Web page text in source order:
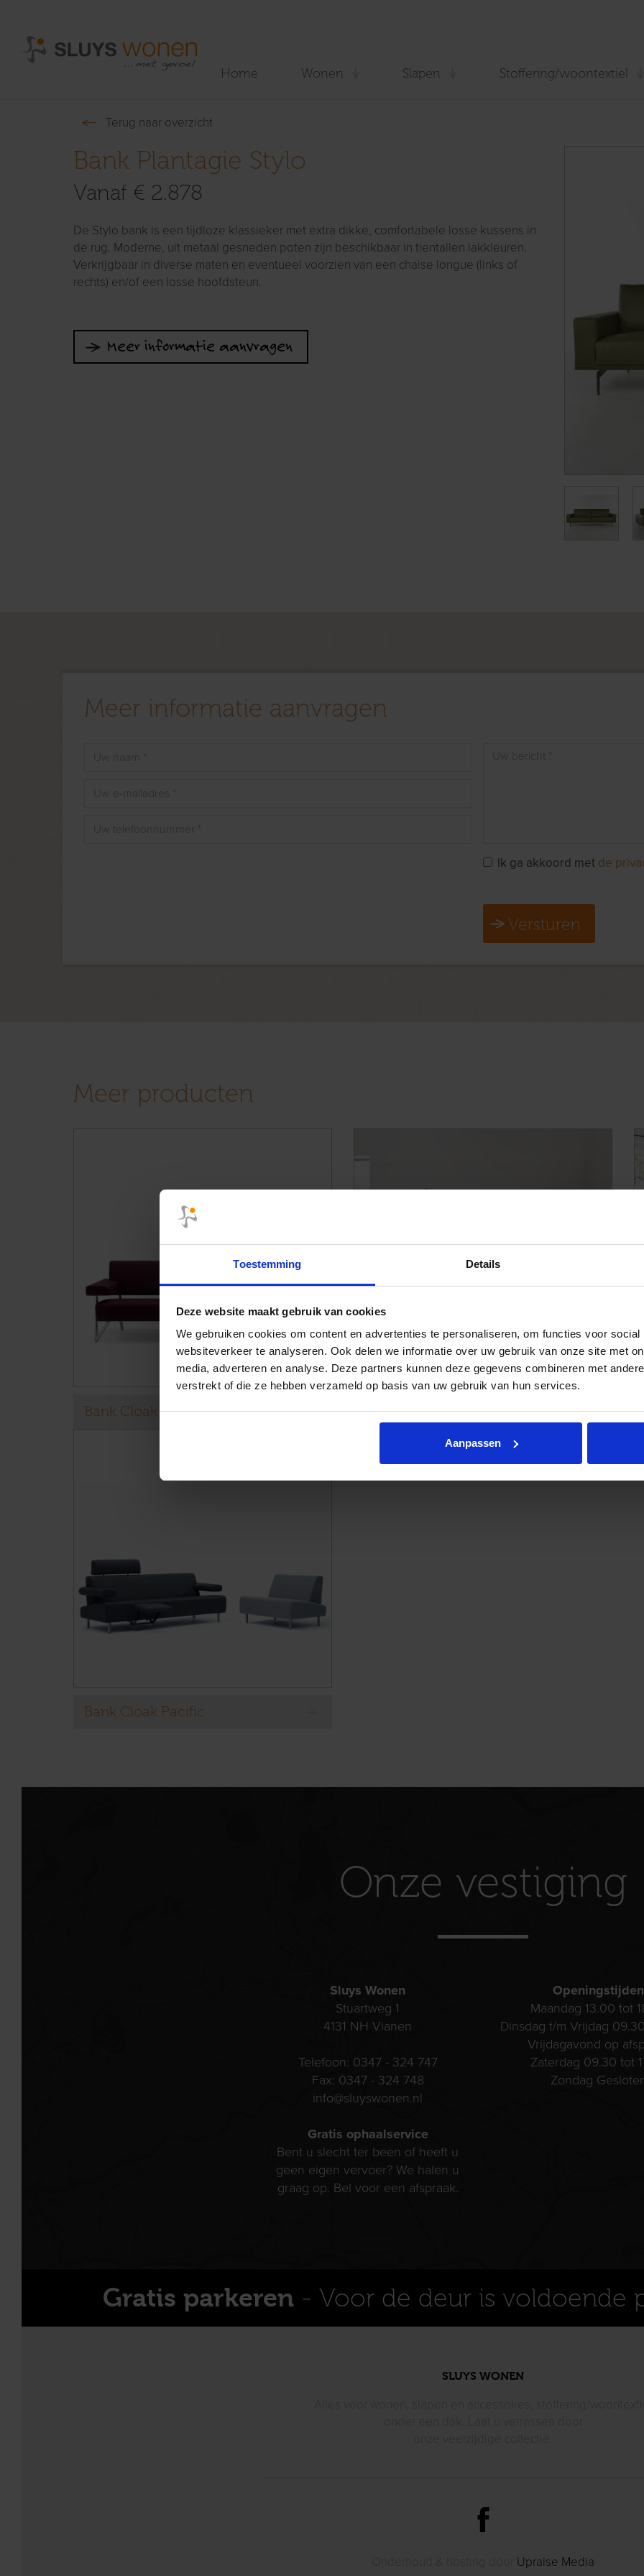
Toestemming Details
Deze website maakt gebruik van cookies
We gebruiken cookies om content en advertenties te personaliseren, om functies voor
websiteverkeer te analyseren. Ook delen we informatie over uw gebruik van onze site met
media, adverteren en analyse. Deze partners kunnen deze gegevens combineren met
verstrekt of die ze hebben verzameld op basis van uw gebruik van hun services.
Aanpassen
Home Wonen Slapen Stoffering/woontextiel
Terug naar overzicht
Bank Plantagie Stylo
Vanaf € 2.878
De Stylo bank is een tijdloze klassieker met extra dikke, comfortabele losse kussens in
de rug. Moderne, uit metaal gesneden poten zijn beschikbaar in tientallen lakkleuren.
Verkrijgbaar in diverse maten en eventueel voorzien van een chaise longue (links of
rechts) en/of een losse hoofdsteun.
Meer informatie aanvragen
Meer informatie aanvragen
Ik ga akkoord met de
Versturen
Meer producten
Bank Cloak Stone Bank Musterring MR 2875
Bank Cloak Pacific
Onze vestiging
Sluys Wonen
Stuartweg 1
4131 NH Vianen
Telefoon: 0347 - 324 747
Fax: 0347 - 324 748
info@sluyswonen.nl
Gratis ophaalservice
Bent u slecht ter been of heeft u
geen eigen vervoer? We halen u
graag op. Bel voor een afspraak.
Openingstijden
Maandag 13.00 tot
Dinsdag t/m Vrijdag
Vrijdagavond op
Zaterdag 09.30 tot
Zondag
Gratis parkeren - Voor de deur is voldoende
SLUYS WONEN
Upraise Media